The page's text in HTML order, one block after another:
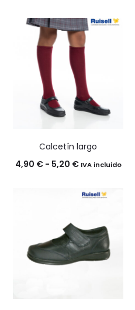
desde
Calcetín largo
4,90 € - 5,20 €Rango
precios:
4,90 €
hasta
IVA incluido